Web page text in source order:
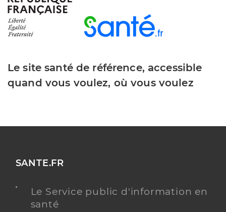
Le site santé de référence, accessible
quand vous voulez, où vous voulez
SANTE.FR
Le Service public d'information en
santé